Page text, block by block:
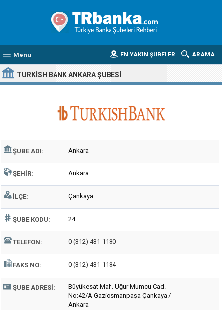
Menu ARAMA
EN YAKIN ŞUBELER
TURKISH BANK ANKARA ŞUBESI
ŞUBE ADI: Ankara
ŞEHIR: Ankara
İLÇE: Çankaya
ŞUBE KODU: 24
TELEFON: 0 (312) 431-1180
FAKS NO: 0 (312) 431-1184
ŞUBE ADRESI:
Büyükesat Mah. Uğur Mumcu Cad.
No:42/A Gaziosmanpaşa Çankaya /
Ankara